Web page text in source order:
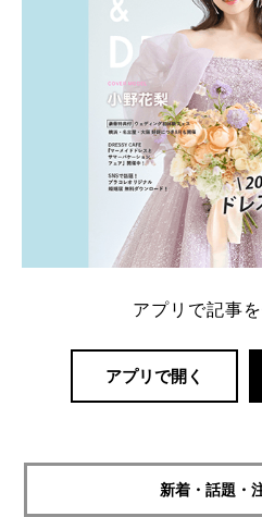
アプリで記事
アプリで開く
新着・話題・